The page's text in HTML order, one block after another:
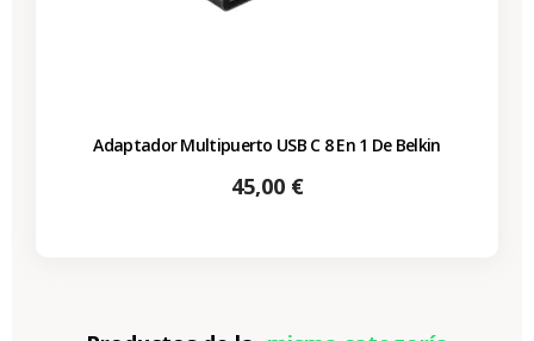
Adaptador Multipuerto USB C 8 En 1 De Belkin
Precio
45,00 €